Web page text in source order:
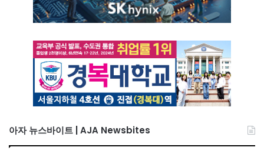
아자 뉴스바이트 | AJA Newsbites